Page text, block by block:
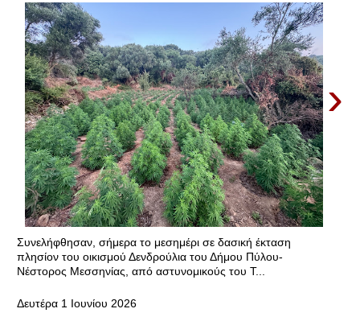
›
Συνελήφθησαν, σήμερα το μεσημέρι σε δασική έκταση
πλησίον του οικισμού Δενδρούλια του Δήμου Πύλου-
Νέστορος Μεσσηνίας, από αστυνομικούς του Τ...
Δευτέρα 1 Ιουνίου 2026